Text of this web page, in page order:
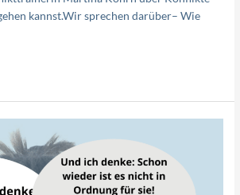
kannst.Wir sprechen darüber– Wie